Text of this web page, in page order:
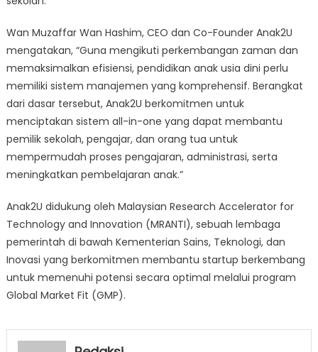
Wan Muzaffar Wan Hashim, CEO dan Co-Founder Anak2U
mengatakan, “Guna mengikuti perkembangan zaman dan
memaksimalkan efisiensi, pendidikan anak usia dini perlu
memiliki sistem manajemen yang komprehensif. Berangkat
dari dasar tersebut, Anak2U berkomitmen untuk
menciptakan sistem all-in-one yang dapat membantu
pemilik sekolah, pengajar, dan orang tua untuk
mempermudah proses pengajaran, administrasi, serta
meningkatkan pembelajaran anak.”
Anak2U didukung oleh Malaysian Research Accelerator for
Technology and Innovation (MRANTI), sebuah lembaga
pemerintah di bawah Kementerian Sains, Teknologi, dan
Inovasi yang berkomitmen membantu startup berkembang
untuk memenuhi potensi secara optimal melalui program
Global Market Fit (GMP).